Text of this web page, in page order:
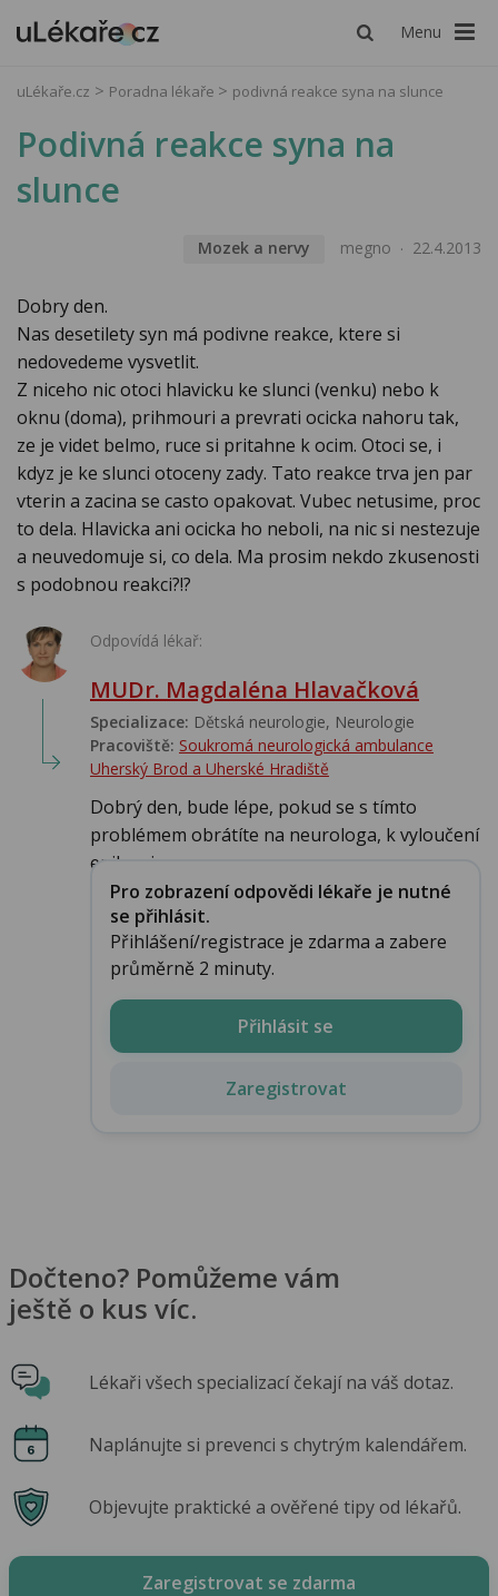
Menu
uLékaře.cz Poradna lékaře podivná reakce syna na slunce
Podivná reakce syna na
slunce
Mozek a nervy megno 22.4.2013
Dobry den.
Nas desetilety syn má podivne reakce, ktere si
nedovedeme vysvetlit.
Z niceho nic otoci hlavicku ke slunci (venku) nebo k
oknu (doma), prihmouri a prevrati ocicka nahoru tak,
ze je videt belmo, ruce si pritahne k ocim. Otoci se, i
kdyz je ke slunci otoceny zady. Tato reakce trva jen par
vterin a zacina se casto opakovat. Vubec netusime, proc
to dela. Hlavicka ani ocicka ho neboli, na nic si nestezuje
a neuvedomuje si, co dela. Ma prosim nekdo zkusenosti
s podobnou reakci?!?
Odpovídá lékař:
MUDr. Magdaléna Hlavačková
Specializace: Dětská neurologie, Neurologie
Pracoviště: Soukromá neurologická ambulance
Uherský Brod a Uherské Hradiště
Dobrý den, bude lépe, pokud se s tímto
problémem obrátíte na neurologa, k vyloučení
epilepsi...
Pro zobrazení odpovědi lékaře je nutné
se přihlásit.
Přihlášení/registrace je zdarma a zabere
průměrně 2 minuty.
Přihlásit se
Zaregistrovat
Dočteno? Pomůžeme vám
ještě o kus víc.
Lékaři všech specializací čekají na váš dotaz.
Naplánujte si prevenci s chytrým kalendářem.
Objevujte praktické a ověřené tipy od lékařů.
Zaregistrovat se zdarma